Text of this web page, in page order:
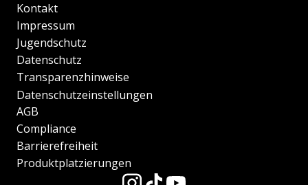
Kontakt
Impressum
Jugendschutz
Datenschutz
Transparenzhinweise
Datenschutzeinstellungen
AGB
Compliance
Barrierefreiheit
Produktplatzierungen